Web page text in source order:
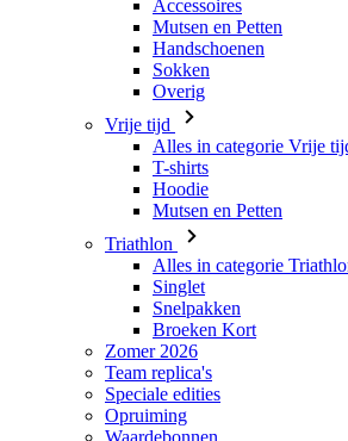
Vrije tijd
Alles in categorie Vrije tijd
T-shirts
Hoodie
Mutsen en Petten
Triathlon
Alles in categorie Triathlon
Singlet
Snelpakken
Broeken Kort
Zomer 2026
Team replica's
Speciale edities
Opruiming
Waardebonnen
Dames
Alles in categorie Dames
Fietsen